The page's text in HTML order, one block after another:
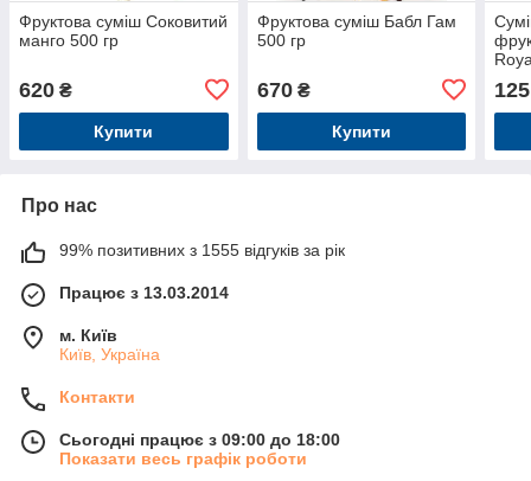
Фруктова суміш Соковитий
манго 500 гр
620 ₴
Купити
Фруктова суміш Бабл Гам
500 гр
670₴
Купити
пак
125
Про нас
99% позитивних з 1555 відгуків за рік
Працює з 13.03.2014
м. Київ
Київ, Україна
Контакти
Сьогодні працює з 09:00 до 18:00
Показати весь графік роботи